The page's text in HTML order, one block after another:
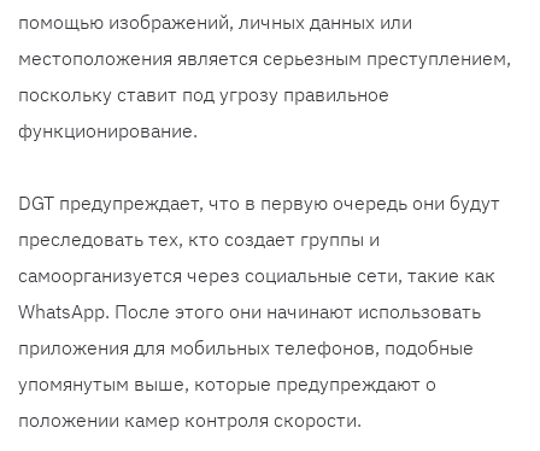
помощью изображений, личных данных или
местоположения является серьезным преступлением,
поскольку ставит под угрозу правильное
функционирование.
DGT предупреждает, что в первую очередь они будут
преследовать тех, кто создает группы и
самоорганизуется через социальные сети, такие как
WhatsApp. После этого они начинают использовать
приложения для мобильных телефонов, подобные
упомянутым выше, которые предупреждают о
положении камер контроля скорости.